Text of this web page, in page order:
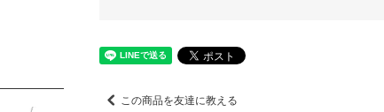
この商品を友達に教える